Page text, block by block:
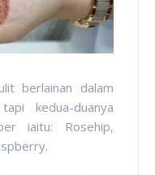
berlainan dalam
kedua-duanya
iaitu: Rosehip,